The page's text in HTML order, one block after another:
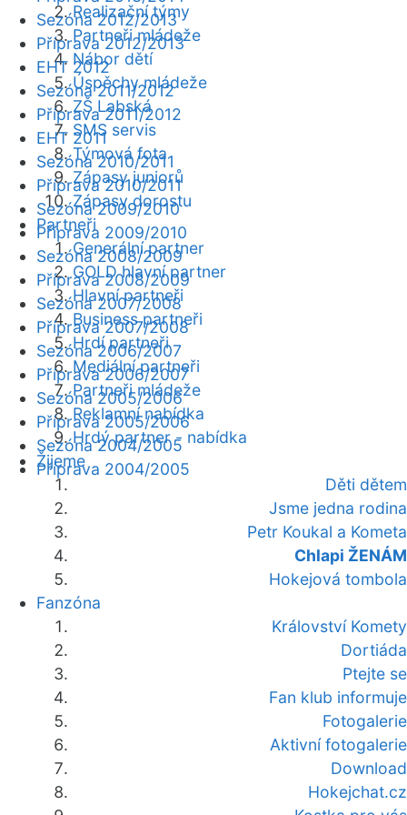
Realizační týmy
Partneři mládeže
Nábor dětí
Úspěchy mládeže
ZŠ Labská
SMS servis
Týmová fota
Zápasy juniorů
Zápasy dorostu
Partneři
Generální partner
GOLD hlavní partner
Hlavní partneři
Business partneři
Hrdí partneři
Mediální partneři
Partneři mládeže
Reklamní nabídka
Hrdý partner - nabídka
Žijeme
Děti dětem
Jsme jedna rodina
Petr Koukal a Kometa
Chlapi ŽENÁM
Hokejová tombola
Fanzóna
Království Komety
Dortiáda
Ptejte se
Fan klub informuje
Fotogalerie
Aktivní fotogalerie
Download
Hokejchat.cz
Sezóna 2012/2013
Příprava 2012/2013
EHT 2012
Sezóna 2011/2012
Příprava 2011/2012
EHT 2011
Sezóna 2010/2011
Příprava 2010/2011
Sezóna 2009/2010
Příprava 2009/2010
Sezóna 2008/2009
Příprava 2008/2009
Sezóna 2007/2008
Příprava 2007/2008
Sezóna 2006/2007
Příprava 2006/2007
Sezóna 2005/2006
Příprava 2005/2006
Sezóna 2004/2005
Příprava 2004/2005